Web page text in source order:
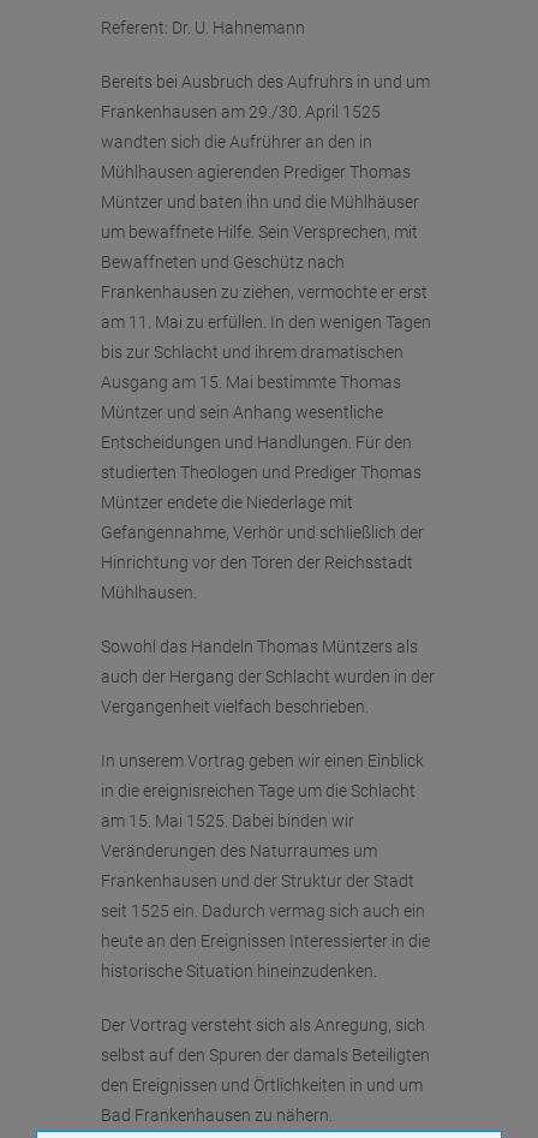
Referent: Dr. U. Hahnemann
Bereits bei Ausbruch des Aufruhrs in und um
Frankenhausen am 29./30. April 1525
wandten sich die Aufrührer an den in
Mühlhausen agierenden Prediger Thomas
Müntzer und baten ihn und die Mühlhäuser
um bewaffnete Hilfe. Sein Versprechen, mit
Bewaffneten und Geschütz nach
Frankenhausen zu ziehen, vermochte er erst
am 11. Mai zu erfüllen. In den wenigen Tagen
bis zur Schlacht und ihrem dramatischen
Ausgang am 15. Mai bestimmte Thomas
Müntzer und sein Anhang wesentliche
Entscheidungen und Handlungen. Für den
studierten Theologen und Prediger Thomas
Müntzer endete die Niederlage mit
Gefangennahme, Verhör und schließlich der
Hinrichtung vor den Toren der Reichsstadt
Mühlhausen.
Sowohl das Handeln Thomas Müntzers als
auch der Hergang der Schlacht wurden in der
Vergangenheit vielfach beschrieben.
In unserem Vortrag geben wir einen Einblick
in die ereignisreichen Tage um die Schlacht
am 15. Mai 1525. Dabei binden wir
Veränderungen des Naturraumes um
Frankenhausen und der Struktur der Stadt
seit 1525 ein. Dadurch vermag sich auch ein
heute an den Ereignissen Interessierter in die
historische Situation hineinzudenken.
Der Vortrag versteht sich als Anregung, sich
selbst auf den Spuren der damals Beteiligten
den Ereignissen und Örtlichkeiten in und um
Bad Frankenhausen zu nähern.